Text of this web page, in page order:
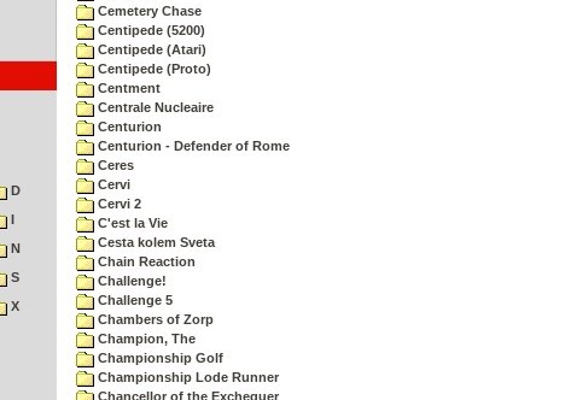
D
I
N
S
X
Cemetery Chase
Centipede (5200)
Centipede (Atari)
Centipede (Proto)
Centment
Centrale Nucleaire
Centurion
Centurion - Defender of Rome
Ceres
Cervi
Cervi 2
C'est la Vie
Cesta kolem Sveta
Chain Reaction
Challenge!
Challenge 5
Chambers of Zorp
Champion, The
Championship Golf
Championship Lode Runner
Chancellor of the Exchequer